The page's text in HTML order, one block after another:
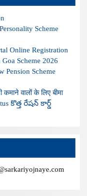
Scheme
Online Registration
Scheme 2026
Pension Scheme
वालों के लिए बीमा
కొత్త రేషన్ కార్డ్